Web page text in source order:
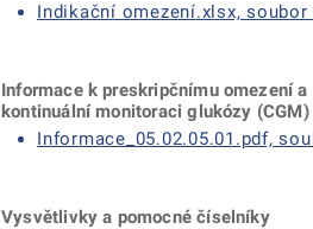
Indikační omezení.xlsx, soubor
Informace k preskripčnímu omezení
kontinuální monitoraci glukózy
Informace_05.02.05.01.pdf,
Vysvětlivky a pomocné číselníky